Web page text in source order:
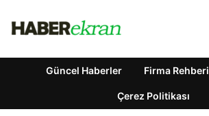
Güncel Haberler Firma Rehberi
Çerez Politikası